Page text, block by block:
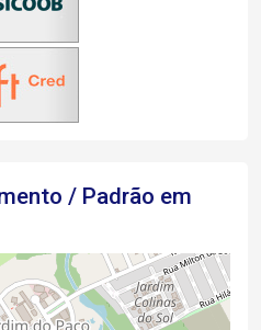
/ Padrão em